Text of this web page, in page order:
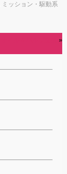
ミッション・駆動系
»